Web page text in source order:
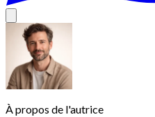
À propos de l'autrice